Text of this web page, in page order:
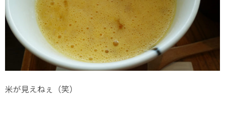
米が見えねぇ（笑）